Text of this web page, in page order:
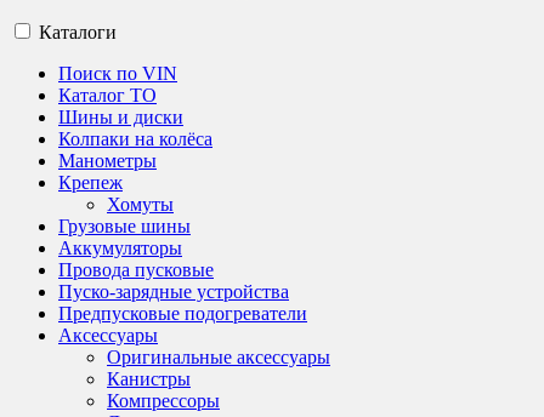
Каталоги
Поиск по VIN
Каталог ТО
Шины и диски
Колпаки на колёса
Манометры
Крепеж
Хомуты
Грузовые шины
Аккумуляторы
Провода пусковые
Пуско-зарядные устройства
Предпусковые подогреватели
Аксессуары
Оригинальные аксессуары
Канистры
Компрессоры